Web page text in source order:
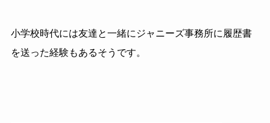
小学校時代には友達と一緒にジャニーズ事務所に履歴書
を送った経験もあるそうです。